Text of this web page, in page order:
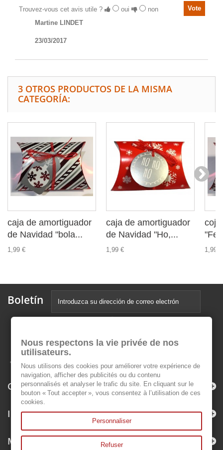
Trouvez-vous cet avis utile ? oui
non
Martine LINDET
23/03/2017
3 OTROS PRODUCTOS DE LA MISMA
CATEGORÍA:
caja de amortiguador
de Navidad "bola...
1,99 €
caja de amortiguador
de Navidad "Ho,...
1,99 € 1,99 €
Boletín
Categorías
Información
Mi cuenta
Nous respectons la vie privée de nos
utilisateurs.
Nous utilisons des cookies pour améliorer votre expérience de
navigation, afficher des publicités ou du contenu
personnalisés et analyser le trafic du site. En cliquant sur le
bouton « Tout accepter », vous consentez à l’utilisation de ces
cookies.
Personnaliser
Refuser